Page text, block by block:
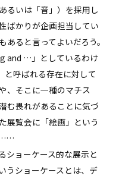
るいは「音」）を採用し
ばかりが企画担当してい
ると言ってよいだろう。
and …」としているわけ
呼ばれる存在に対して
、そこに一種のマチス
む畏れがあることに気づ
展覧会に「絵画」という
……
ショーケース的な展示と
うショーケースとは、デ